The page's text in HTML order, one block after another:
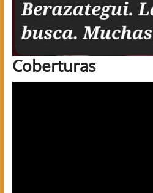
Coberturas